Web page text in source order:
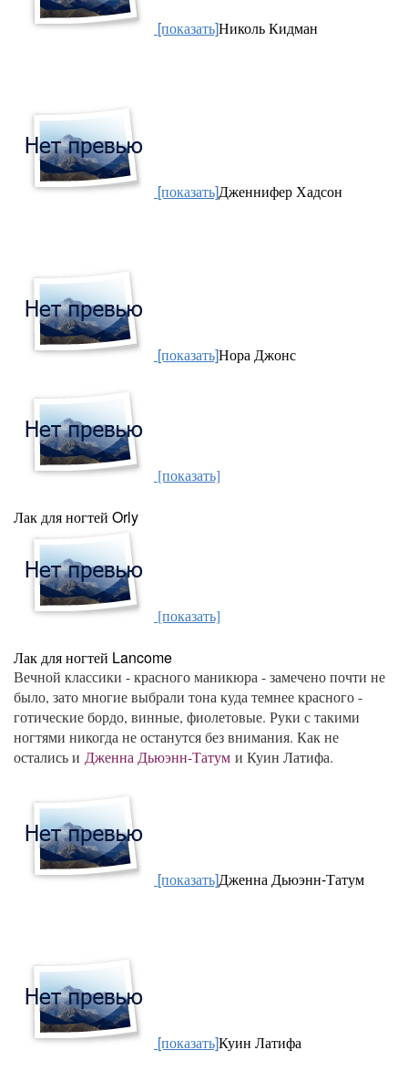
[показать]Николь Кидман
[показать]Дженнифер Хадсон
[показать]Нора Джонс
[показать]
Лак для ногтей Orly
[показать]
Лак для ногтей Lancome
Вечной классики - красного маникюра - замечено почти не
было, зато многие выбрали тона куда темнее красного -
готические бордо, винные, фиолетовые. Руки с такими
ногтями никогда не останутся без внимания. Как не
остались и Дженна Дьюэнн-Татум и Куин Латифа.
[показать]Дженна Дьюэнн-Татум
[показать]Куин Латифа